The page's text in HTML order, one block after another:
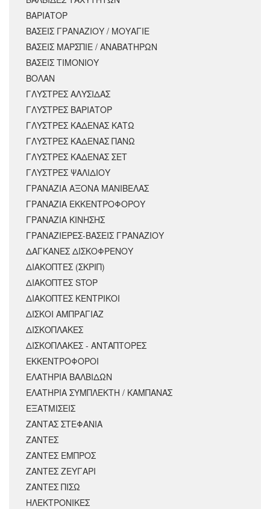
ΒΑΡΙΑΤΟΡ
ΒΑΣΕΙΣ ΓΡΑΝΑΖΙΟΥ / ΜΟΥΑΓΙΕ
ΒΑΣΕΙΣ ΜΑΡΣΠΙΕ / ΑΝΑΒΑΤΗΡΩΝ
ΒΑΣΕΙΣ ΤΙΜΟΝΙΟΥ
ΒΟΛΑΝ
ΓΛΥΣΤΡΕΣ ΑΛΥΣΙΔΑΣ
ΓΛΥΣΤΡΕΣ ΒΑΡΙΑΤΟΡ
ΓΛΥΣΤΡΕΣ ΚΑΔΕΝΑΣ ΚΑΤΩ
ΓΛΥΣΤΡΕΣ ΚΑΔΕΝΑΣ ΠΑΝΩ
ΓΛΥΣΤΡΕΣ ΚΑΔΕΝΑΣ ΣΕΤ
ΓΛΥΣΤΡΕΣ ΨΑΛΙΔΙΟΥ
ΓΡΑΝΑΖΙΑ ΑΞΟΝΑ ΜΑΝΙΒΕΛΑΣ
ΓΡΑΝΑΖΙΑ ΕΚΚΕΝΤΡΟΦΟΡΟΥ
ΓΡΑΝΑΖΙΑ ΚΙΝΗΣΗΣ
ΓΡΑΝΑΖΙΕΡΕΣ-ΒΑΣΕΙΣ ΓΡΑΝΑΖΙΟΥ
ΔΑΓΚΑΝΕΣ ΔΙΣΚΟΦΡΕΝΟΥ
ΔΙΑΚΟΠΤΕΣ (ΣΚΡΙΠ)
ΔΙΑΚΟΠΤΕΣ STOP
ΔΙΑΚΟΠΤΕΣ ΚΕΝΤΡΙΚΟΙ
ΔΙΣΚΟΙ ΑΜΠΡΑΓΙΑΖ
ΔΙΣΚΟΠΛΑΚΕΣ
ΔΙΣΚΟΠΛΑΚΕΣ - ΑΝΤΑΠΤΟΡΕΣ
ΕΚΚΕΝΤΡΟΦΟΡΟΙ
ΕΛΑΤΗΡΙΑ ΒΑΛΒΙΔΩΝ
ΕΛΑΤΗΡΙΑ ΣΥΜΠΛΕΚΤΗ / ΚΑΜΠΑΝΑΣ
ΕΞΑΤΜΙΣΕΙΣ
ΖΑΝΤΑΣ ΣΤΕΦΑΝΙΑ
ΖΑΝΤΕΣ
ΖΑΝΤΕΣ ΕΜΠΡΟΣ
ΖΑΝΤΕΣ ΖΕΥΓΑΡΙ
ΖΑΝΤΕΣ ΠΙΣΩ
ΗΛΕΚΤΡΟΝΙΚΕΣ